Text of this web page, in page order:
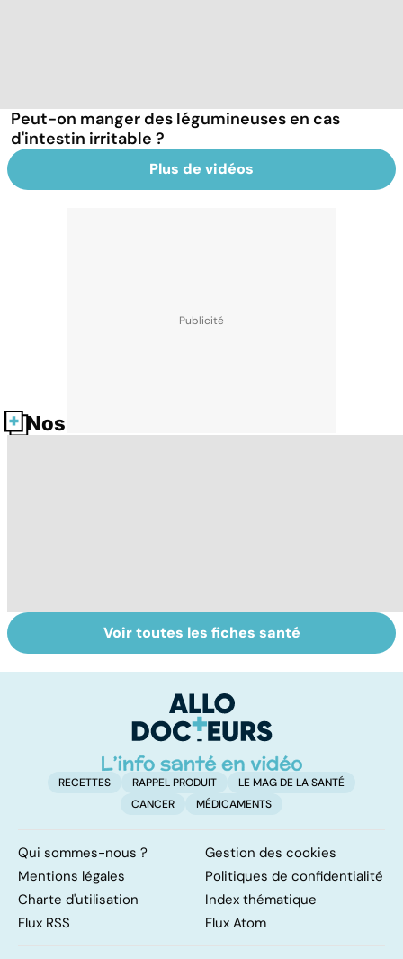
Peut-on manger des légumineuses en cas
d'intestin irritable ?
Plus de vidéos
Nos fiches santé
Tout savoir sur
les infections
Inflammation des
amygdales : que
d'angine ?
Voir toutes les fiches santé
RECETTES RAPPEL PRODUIT
LE MAG DE LA SANTÉ
CANCER
MÉDICAMENTS
Qui sommes-nous ?
Gestion des cookies
Mentions légales
Politiques de confidentialité
Charte d'utilisation
Index thématique
Flux RSS
Flux Atom